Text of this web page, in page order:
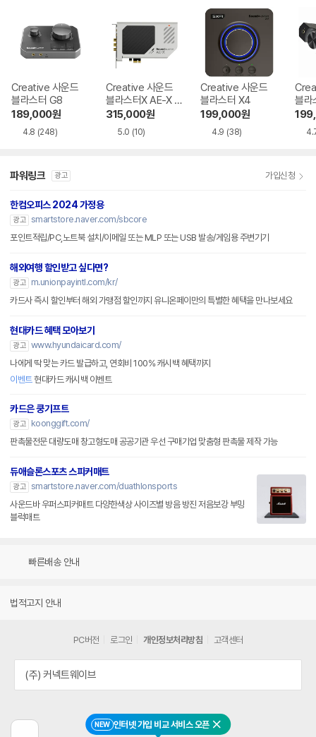
NEW 인터넷 가입 비교 서비스 오픈 닫기
Creative 사운드
블라스터 G8
189,000원
4.8 (248)
Creative 사운드
블라스터X AE-X P
CI-e
315,000원
5.0 (10)
Creative 사운드
블라스터 X4
199,000원
4.9 (38)
블라
파워링크 광고 가입신청
한컴오피스 2024 가정용
광고 smartstore.naver.com/sbcore
포인트적립/PC,노트북 설치/이메일 또는 MLP 또는 USB 발송/게임용 주변기기
해외여행 할인받고 싶다면?
광고
m.unionpayintl.com/kr/
카드사 즉시 할인부터 해외 가맹점 할인까지 유니온페이만의 특별한 혜택을 만나보세요
현대카드 혜택 모아보기
광고 www.hyundaicard.com/
나에게 딱 맞는 카드 발급하고, 연회비 100% 캐시백 혜택까지
이벤트현대카드 캐시백 이벤트
카드은 쿵기프트
광고
koonggift.com/
판촉물전문 대량도매 창고형도매 공공기관 우선 구매기업 맞춤형 판촉물 제작 가능
듀애슬론스포츠 스피커매트
광고 smartstore.naver.com/duathlonsports
사운드바 우퍼스피커매트 다양한색상 사이즈별 방음 방진 저음보강 부밍
블럭매트
빠른배송 안내
법적고지 안내
PC버전 로그인 개인정보처리방침 고객센터
(주) 커넥트웨이브